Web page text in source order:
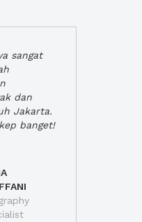
sangat
dan
Jakarta.
banget!